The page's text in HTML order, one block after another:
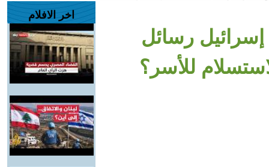
رسائل
للأسر؟
اخر الافلام